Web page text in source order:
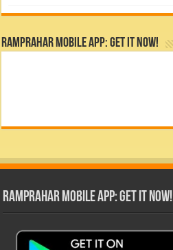
RamPrahar Mobile App: Get it Now!
RamPrahar Mobile App: Get it Now!